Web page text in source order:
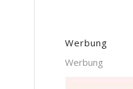
Werbung
Werbung